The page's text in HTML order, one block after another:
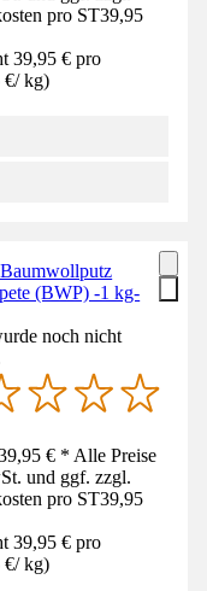
pro ST39,95
39,95 € pro
€/ kg)
(BWP) -1 kg-
noch nicht
€ * Alle Preise
und ggf. zzgl.
pro ST39,95
39,95 € pro
€/ kg)